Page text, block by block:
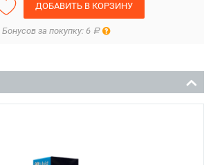
ДОБАВИТЬ В КОРЗИНУ
Бонусов за покупку: 6 Р Правила